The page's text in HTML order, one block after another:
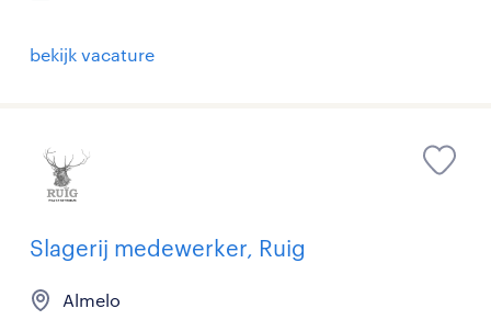
bekijk vacature
Slagerij medewerker, Ruig
Almelo